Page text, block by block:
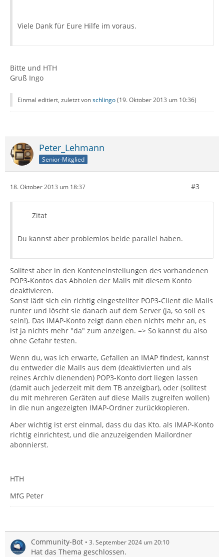
Viele Dank für Eure Hilfe im voraus.
Bitte und HTH
Gruß Ingo
Einmal editiert, zuletzt vonschlingo(19. Oktober 2013 um 10:36)
Peter_Lehmann
Senior-Mitglied
18. Oktober 2013 um 18:37 #3
Zitat
Du kannst aber problemlos beide parallel haben.
Solltest aber in den Konteneinstellungen des vorhandenen
POP3-Kontos das Abholen der Mails mit diesem Konto
deaktivieren.
Sonst lädt sich ein richtig eingestellter POP3-Client die Mails
runter und löscht sie danach auf dem Server (ja, so soll es
sein!). Das IMAP-Konto zeigt dann eben nichts mehr an, es
ist ja nichts mehr "da" zum anzeigen. => So kannst du also
ohne Gefahr testen.
Wenn du, was ich erwarte, Gefallen an IMAP findest, kannst
du entweder die Mails aus dem (deaktivierten und als
reines Archiv dienenden) POP3-Konto dort liegen lassen
(damit auch jederzeit mit dem TB anzeigbar), oder (solltest
du mit mehreren Geräten auf diese Mails zugreifen wollen)
in die nun angezeigten IMAP-Ordner zurückkopieren.
Aber wichtig ist erst einmal, dass du das Kto. als IMAP-Konto
richtig einrichtest, und die anzuzeigenden Mailordner
abonnierst.
HTH
MfG Peter
Community-Bot 3. September 2024 um 20:10
Hat das Thema geschlossen.